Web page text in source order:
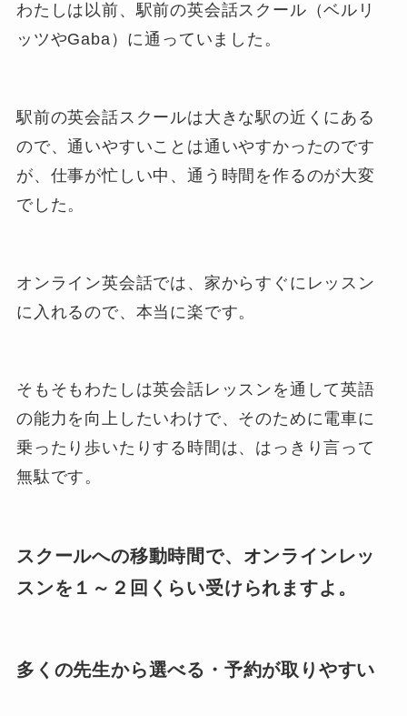
わたしは以前、駅前の英会話スクール（ベルリ
ッツやGaba）に通っていました。
駅前の英会話スクールは大きな駅の近くにある
ので、通いやすいことは通いやすかったのです
が、仕事が忙しい中、通う時間を作るのが大変
でした。
オンライン英会話では、家からすぐにレッスン
に入れるので、本当に楽です。
そもそもわたしは英会話レッスンを通して英語
の能力を向上したいわけで、そのために電車に
乗ったり歩いたりする時間は、はっきり言って
無駄です。
スクールへの移動時間で、オンラインレッ
スンを１～２回くらい受けられますよ。
多くの先生から選べる・予約が取りやすい